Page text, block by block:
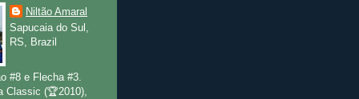
Niltão Amaral
Sapucaia do Sul,
RS, Brazil
#8 e Flecha #3.
Classic (🏆2010),